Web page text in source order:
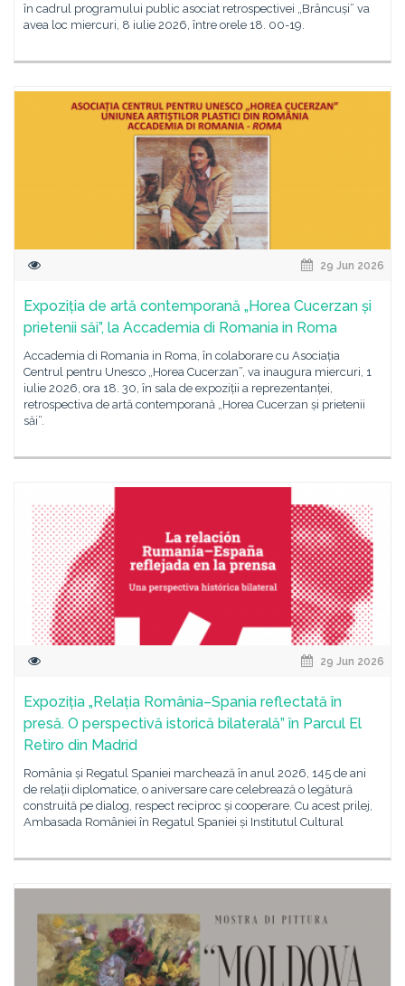
în cadrul programului public asociat retrospectivei „Brâncuși” va
avea loc miercuri, 8 iulie 2026, între orele 18. 00-19.
29 Jun 2026
Expoziția de artă contemporană „Horea Cucerzan și
prietenii săi”, la Accademia di Romania in Roma
Accademia di Romania in Roma, în colaborare cu Asociația
Centrul pentru Unesco „Horea Cucerzan”, va inaugura miercuri, 1
iulie 2026, ora 18. 30, în sala de expoziții a reprezentanței,
retrospectiva de artă contemporană „Horea Cucerzan și prietenii
săi”.
29 Jun 2026
Expoziția „Relația România–Spania reflectată în
presă. O perspectivă istorică bilaterală” în Parcul El
Retiro din Madrid
România și Regatul Spaniei marchează în anul 2026, 145 de ani
de relații diplomatice, o aniversare care celebrează o legătură
construită pe dialog, respect reciproc și cooperare. Cu acest prilej,
Ambasada României în Regatul Spaniei și Institutul Cultural